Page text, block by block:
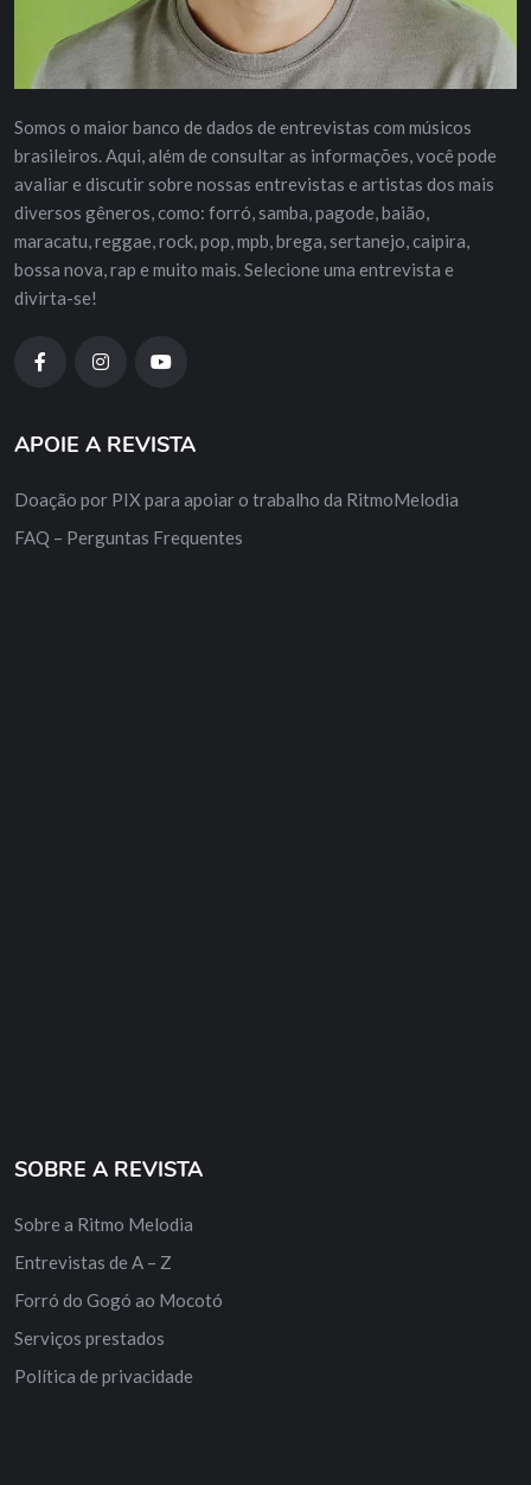
Somos o maior banco de dados de entrevistas com músicos
brasileiros. Aqui, além de consultar as informações, você pode
avaliar e discutir sobre nossas entrevistas e artistas dos mais
diversos gêneros, como: forró, samba, pagode, baião,
maracatu, reggae, rock, pop, mpb, brega, sertanejo, caipira,
bossa nova, rap e muito mais. Selecione uma entrevista e
divirta-se!
APOIE A REVISTA
Doação por PIX para apoiar o trabalho da RitmoMelodia
FAQ – Perguntas Frequentes
SOBRE A REVISTA
Sobre a Ritmo Melodia
Entrevistas de A – Z
Forró do Gogó ao Mocotó
Serviços prestados
Política de privacidade